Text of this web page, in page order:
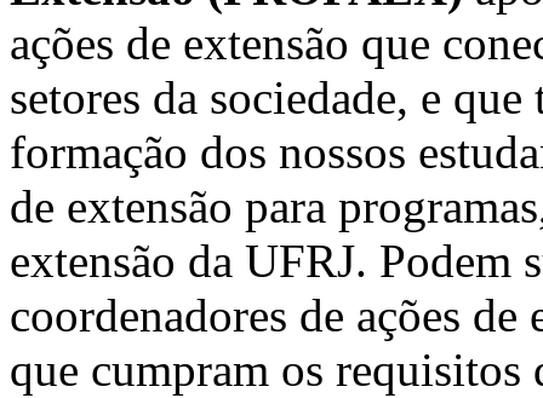
ações de extensão que
setores da sociedade, e
formação dos nossos
de extensão para
extensão da UFRJ. Podem
coordenadores de ações
que cumpram os requisitos